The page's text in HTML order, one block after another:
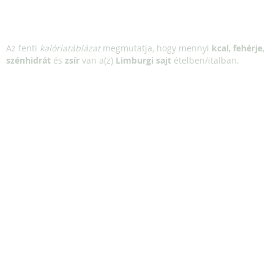
Az fenti kalóriatáblázatmegmutatja, hogy mennyi kcal, fehérje,
szénhidrát és zsír van a(z) Limburgi sajt ételben/italban.